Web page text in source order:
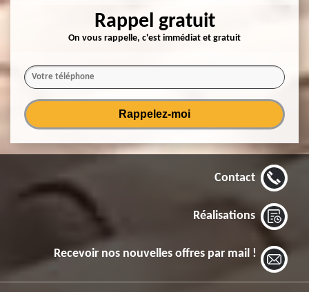
Rappel gratuit
On vous rappelle, c'est immédiat et gratuit
Contact
Réalisations
Recevoir nos nouvelles offres par mail !